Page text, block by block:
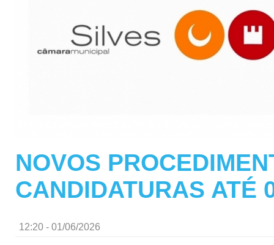
NOVOS
CANDIDATURAS ATÉ
12:20 - 01/06/2026